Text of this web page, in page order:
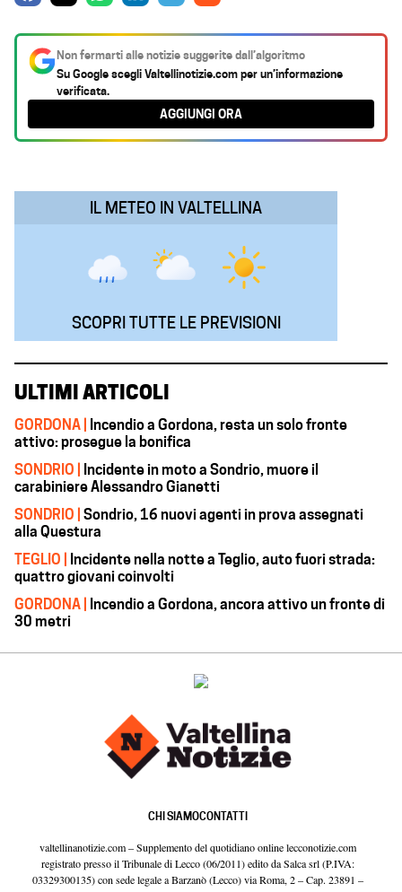
c
e
b
o
t
s
A
k
e
d
e
g
r
a
i
l
Non fermarti alle notizie suggerite dall’algoritmo
Su Google scegliValtellinotizie.comper un’informazione
verificata.
AGGIUNGI ORA
IL METEO IN VALTELLINA
SCOPRI TUTTE LE PREVISIONI
ULTIMI ARTICOLI
GORDONA |
Incendio a Gordona, resta un solo fronte
attivo: prosegue la bonifica
SONDRIO |
Incidente in moto a Sondrio, muore il
carabiniere Alessandro Gianetti
SONDRIO | Sondrio, 16 nuovi agenti in prova assegnati
alla Questura
TEGLIO |
Incidente nella notte a Teglio, auto fuori strada:
quattro giovani coinvolti
GORDONA |
Incendio a Gordona, ancora attivo un fronte di
30 metri
CHI SIAMOCONTATTI
valtellinanotizie.com – Supplemento del quotidiano online lecconotizie.com
registrato presso il Tribunale di Lecco (06/2011) edito da Salca srl (P.IVA:
03329300135) con sede legale a Barzanò (Lecco) via Roma, 2 – Cap. 23891 –